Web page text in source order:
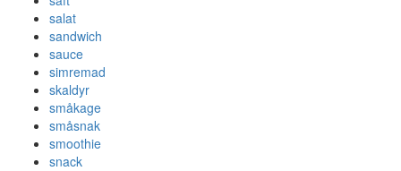
salat
sandwich
sauce
simremad
skaldyr
småkage
småsnak
smoothie
snack